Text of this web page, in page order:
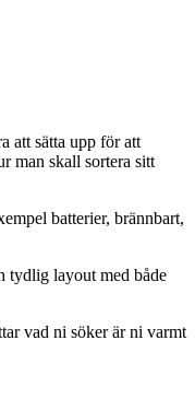
att sätta upp för att
man skall sortera sitt
batterier, brännbart,
tydlig layout med både
vad ni söker är ni varmt